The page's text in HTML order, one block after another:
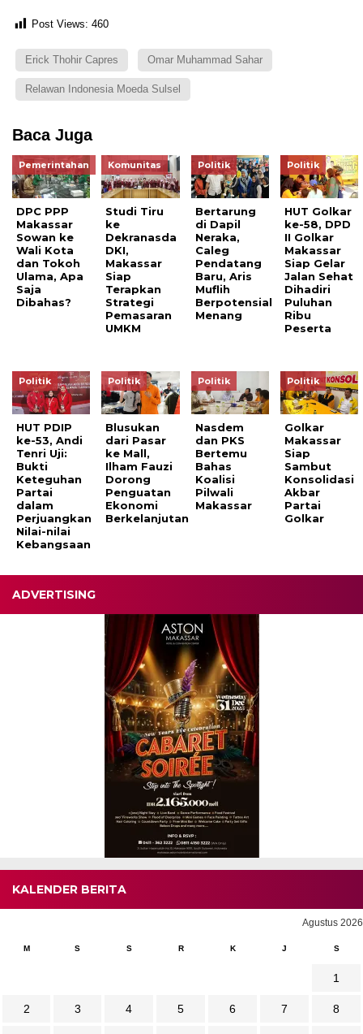
Post Views: 460
Erick Thohir Capres Omar Muhammad Sahar
Relawan Indonesia Moeda Sulsel
Baca Juga
Pemerintahan
DPC PPP
Makassar
Sowan ke
Wali Kota
dan Tokoh
Ulama, Apa
Saja
Dibahas?
Komunitas
Studi Tiru
ke
Dekranasda
DKI,
Makassar
Siap
Terapkan
Strategi
Pemasaran
UMKM
Politik
Bertarung
di Dapil
Neraka,
Caleg
Pendatang
Baru, Aris
Muflih
Berpotensial
Menang
Politik
HUT Golkar
ke-58, DPD
II Golkar
Makassar
Siap Gelar
Jalan Sehat
Dihadiri
Puluhan
Ribu
Peserta
Politik
HUT PDIP
ke-53, Andi
Tenri Uji:
Bukti
Keteguhan
Partai
dalam
Perjuangkan
Nilai-nilai
Kebangsaan
Politik
Blusukan
dari Pasar
ke Mall,
Ilham Fauzi
Dorong
Penguatan
Ekonomi
Berkelanjutan
Politik
Nasdem
dan PKS
Bertemu
Bahas
Koalisi
Pilwali
Makassar
Politik
Golkar
Makassar
Siap
Sambut
Konsolidasi
Akbar
Partai
Golkar
ADVERTISING
KALENDER BERITA
Agustus 2026
M S S R K J S
1
2 3 4 5 6 7 8